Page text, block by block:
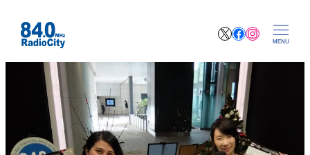
XFacebook
MENU